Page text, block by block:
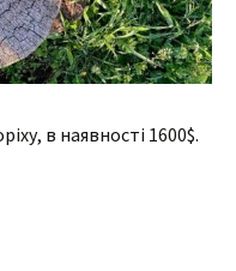
в наявності 1600$.